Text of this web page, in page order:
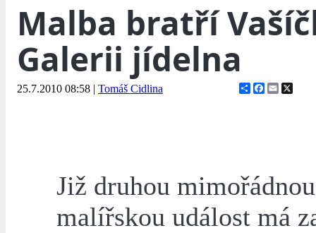
Malba bratří
Galerii jídelna
25.7.2010 08:58 | Tomáš Cidlina ShareFacebook
Email
Již druhou mimořádnou
malířskou událost má